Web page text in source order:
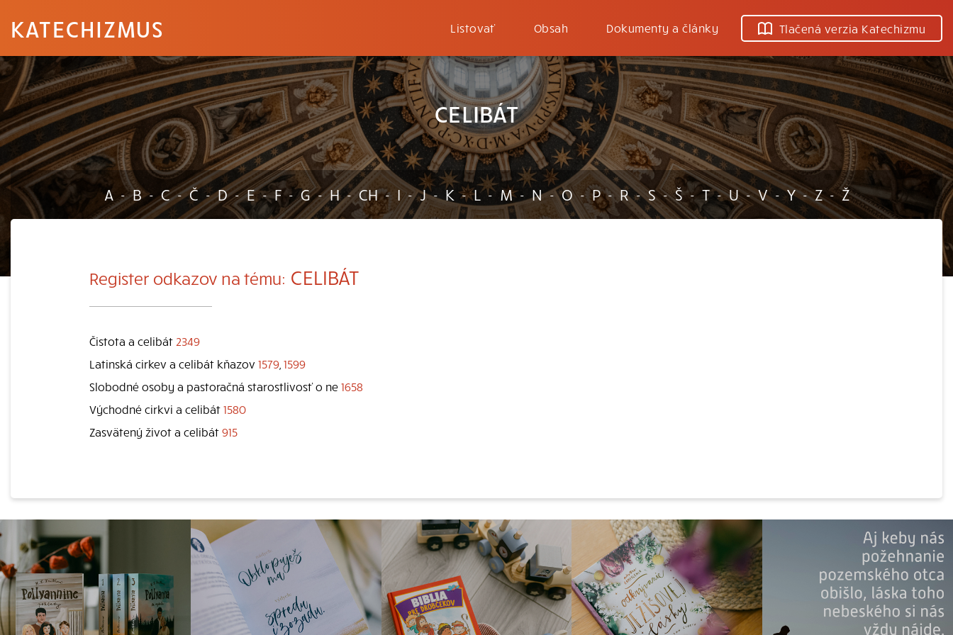
KATECHIZMUS Listovať Obsah Dokumenty a články Tlačená verzia Katechizmu
CELIBÁT
A - B - C - Č - D - E - F - G - H - CH - I - J - K - L - M - N - O - P - R - S - Š - T - U - V - Y - Z - Ž
Register odkazov na tému: CELIBÁT
Čistota a celibát 2349
Latinská cirkev a celibát kňazov 1579 1599
Slobodné osoby a pastoračná starostlivosť o ne 1658
Východné cirkvi a celibát 1580
Zasvätený život a celibát 915